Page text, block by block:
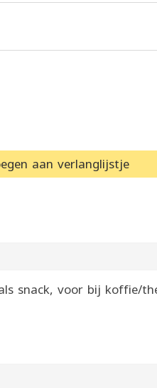
aan verlanglijstje
snack, voor bij koffie/